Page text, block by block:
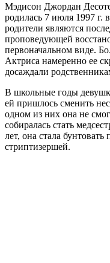
Мэдисон Джордан
родилась 7 июля 1997
родители являются
проповедующей
первоначальном виде.
Актриса намеренно ее
досаждали
В школьные годы
ей пришлось сменить
одном из них она не
собиралась стать
лет, она стала
стриптизершей.